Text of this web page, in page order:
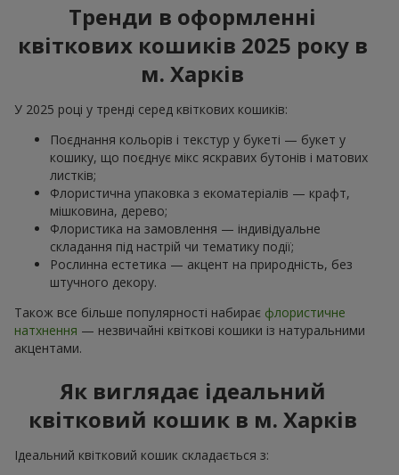
Тренди в оформленні
квіткових кошиків 2025 року в
м. Харків
У 2025 році у тренді серед квіткових кошиків:
Поєднання кольорів і текстур у букеті — букет у
кошику, що поєднує мікс яскравих бутонів і матових
листків;
Флористична упаковка з екоматеріалів — крафт,
мішковина, дерево;
Флористика на замовлення — індивідуальне
складання під настрій чи тематику події;
Рослинна естетика — акцент на природність, без
штучного декору.
Також все більше популярності набирає флористичне
натхнення — незвичайні квіткові кошики із натуральними
акцентами.
Як виглядає ідеальний
квітковий кошик в м. Харків
Ідеальний квітковий кошик складається з: